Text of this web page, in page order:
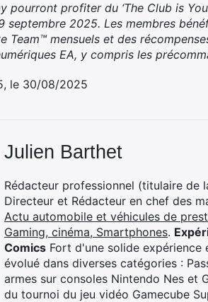
pourront profiter du ‘The Club is
septembre 2025. Les membres
Team™ mensuels et des
EA, y compris les
le 30/08/2025
Julien Barthet
Rédacteur professionnel (titulaire de
Directeur et Rédacteur en chef des
Actu automobile et véhicules de
Gaming, cinéma, Smartphones.
Comics Fort d'une solide
évolué dans diverses catégories :
armes sur consoles Nintendo Nes et
du tournoi du jeu vidéo Gamecube